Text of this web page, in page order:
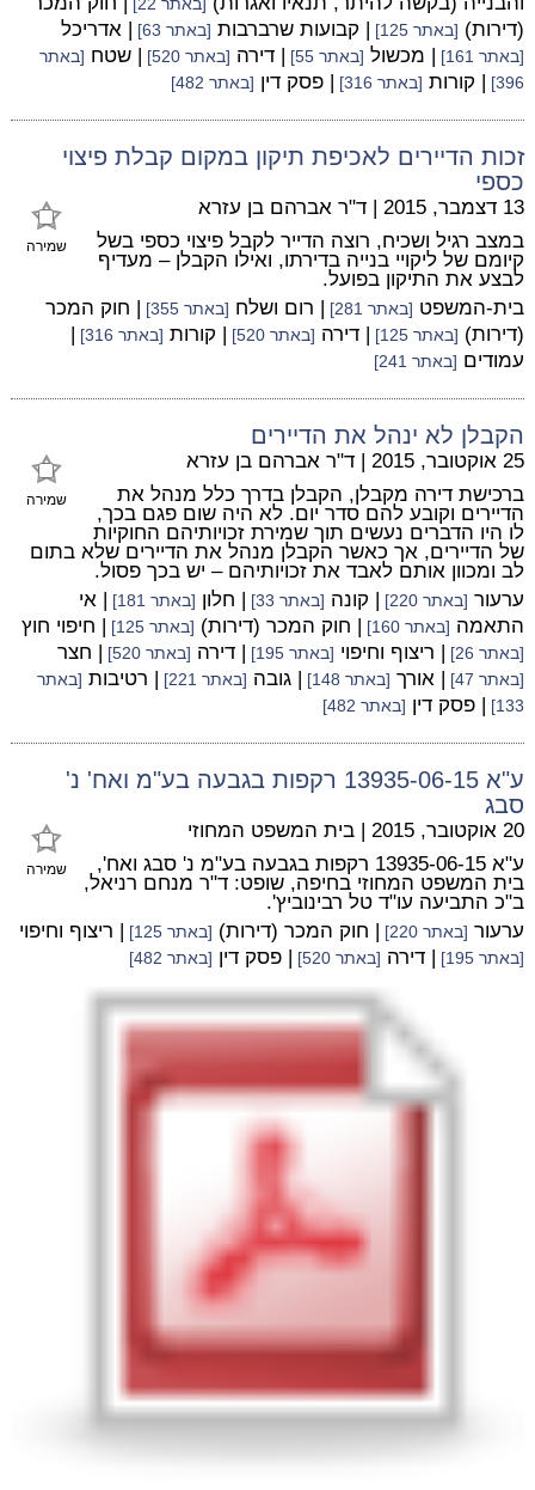
[באתר 22]
(דירות) [באתר 125] | קבועות שרברבות [באתר 63] | אדריכל
[באתר 161] | מכשול [באתר 55] | דירה [באתר 520] | שטח [באתר
396]
| קורות [באתר 316] | פסק דין [באתר 482]
זכות הדיירים לאכיפת תיקון במקום קבלת פיצוי
כספי
שמירה
13 דצמבר, 2015 | ד"ר אברהם בן עזרא
במצב רגיל ושכיח, רוצה הדייר לקבל פיצוי כספי בשל
קיומם של ליקויי בנייה בדירתו, ואילו הקבלן – מעדיף
לבצע את התיקון בפועל.
בית-המשפט [באתר 281] | רום ושלח [באתר 355]
| חוק המכר
(דירות) [באתר 125] | דירה [באתר 520] | קורות [באתר 316]
|
עמודים [באתר 241]
הקבלן לא ינהל את הדיירים
שמירה
25 אוקטובר, 2015 | ד"ר אברהם בן עזרא
ברכישת דירה מקבלן, הקבלן בדרך כלל מנהל את
הדיירים וקובע להם סדר יום. לא היה שום פגם בכך,
לו היו הדברים נעשים תוך שמירת זכויותיהם החוקיות
של הדיירים, אך כאשר הקבלן מנהל את הדיירים שלא בתום
לב ומכוון אותם לאבד את זכויותיהם – יש בכך פסול.
ערעור [באתר 220] | קונה [באתר 33] | חלון [באתר 181]
| אי
התאמה [באתר 160] | חוק המכר (דירות) [באתר 125] | חיפוי חוץ
[באתר 26] | ריצוף וחיפוי [באתר 195] | דירה [באתר 520] | חצר
[באתר 47] | אורך [באתר 148] | גובה [באתר 221] | רטיבות [באתר
133]
| פסק דין [באתר 482]
ע"א 13935-06-15 רקפות בגבעה בע"מ ואח' נ'
סבג
שמירה
20 אוקטובר, 2015 | בית המשפט המחוזי
ע"א 13935-06-15 רקפות בגבעה בע"מ נ' סבג ואח',
בית המשפט המחוזי בחיפה, שופט: ד"ר מנחם רניאל,
ב"כ התביעה עו"ד טל רבינוביץ'.
ערעור [באתר 220] | חוק המכר (דירות) [באתר 125] | ריצוף וחיפוי
[באתר 195] | דירה [באתר 520] | פסק דין [באתר 482]